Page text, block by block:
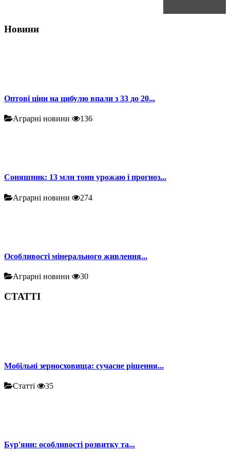
Новини
Оптові ціни на цибулю впали з 33 до 20...
Аграрні новини 136
Соняшник: 13 млн тонн урожаю і прогноз...
Аграрні новини 274
Особливості мінерального живлення...
Аграрні новини 30
СТАТТІ
Мобільні зерносховища: сучасне рішення...
Статті 35
Бур'яни: особливості розвитку та...